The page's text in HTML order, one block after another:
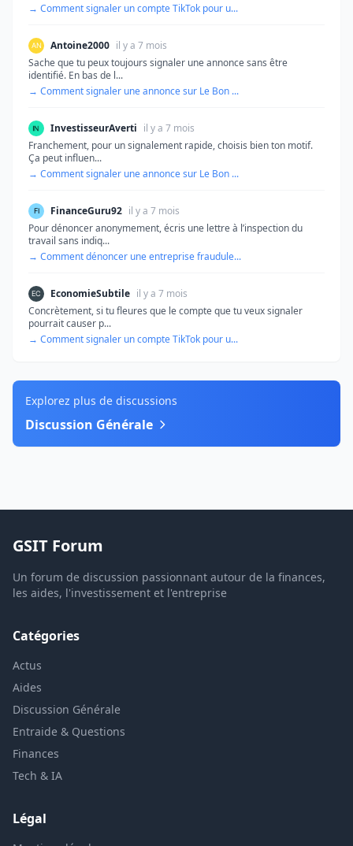
→ Comment signaler un compte TikTok pour u...
Antoine2000 il y a 7 mois
Sache que tu peux toujours signaler une annonce sans être
identifié. En bas de l...
→ Comment signaler une annonce sur Le Bon ...
InvestisseurAverti il y a 7 mois
Franchement, pour un signalement rapide, choisis bien ton motif.
Ça peut influen...
→ Comment signaler une annonce sur Le Bon ...
FinanceGuru92 il y a 7 mois
Pour dénoncer anonymement, écris une lettre à l’inspection du
travail sans indiq...
→ Comment dénoncer une entreprise fraudule...
EconomieSubtile il y a 7 mois
Concrètement, si tu fleures que le compte que tu veux signaler
pourrait causer p...
→ Comment signaler un compte TikTok pour u...
Explorez plus de discussions
Discussion Générale
GSIT Forum
Un forum de discussion passionnant autour de la finances,
les aides, l'investissement et l'entreprise
Catégories
Actus
Aides
Discussion Générale
Entraide & Questions
Finances
Tech & IA
Légal